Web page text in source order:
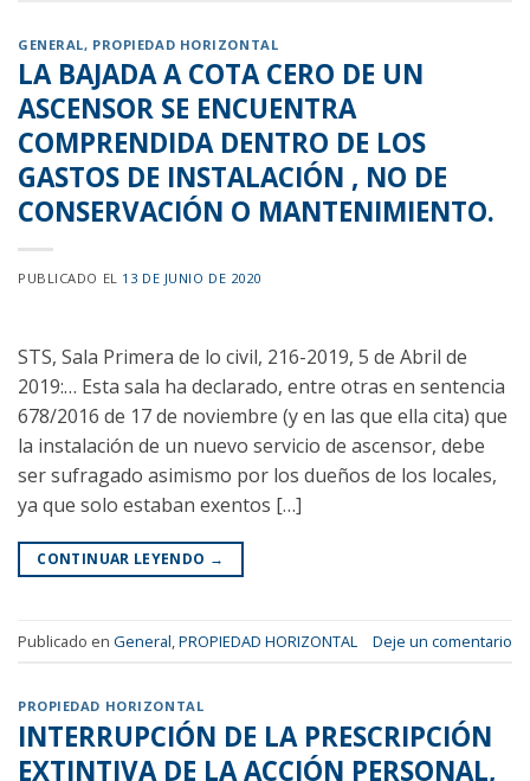
GENERAL, PROPIEDAD HORIZONTAL
LA BAJADA A COTA CERO DE UN
ASCENSOR SE ENCUENTRA
COMPRENDIDA DENTRO DE LOS
GASTOS DE INSTALACIÓN , NO DE
CONSERVACIÓN O MANTENIMIENTO.
PUBLICADO EL 13 DE JUNIO DE 2020
STS, Sala Primera de lo civil, 216-2019, 5 de Abril de
2019:… Esta sala ha declarado, entre otras en sentencia
678/2016 de 17 de noviembre (y en las que ella cita) que
la instalación de un nuevo servicio de ascensor, debe
ser sufragado asimismo por los dueños de los locales,
ya que solo estaban exentos […]
CONTINUAR LEYENDO →
Publicado en General,PROPIEDAD HORIZONTAL Deje un comentario
PROPIEDAD HORIZONTAL
INTERRUPCIÓN DE LA PRESCRIPCIÓN
EXTINTIVA DE LA ACCIÓN PERSONAL,